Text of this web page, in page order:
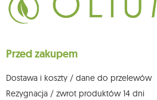
Przysługuje Ci prawo do żądania dostępu
ich sprostowania, usunięcia, ograniczenia
sprzeciwu wobec przetwarzania swoich
którego dokonano na podstawie zgody
możesz kontaktować się z działem obsługi
Więcej informacji: www.mouton.pl/ODO
Przed zakupem
Dostawa i koszty / dane do przelewów
Rezygnacja / zwrot produktów 14 dni